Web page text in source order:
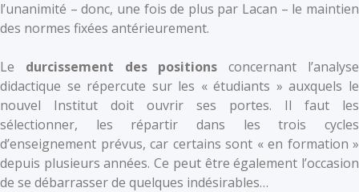
l’unanimité – donc, une fois de plus par Lacan – le maintien
des normes fixées antérieurement.
Le durcissement des positions concernant l’analyse
didactique se répercute sur les « étudiants » auxquels le
nouvel Institut doit ouvrir ses portes. Il faut les
sélectionner, les répartir dans les trois cycles
d’enseignement prévus, car certains sont « en formation »
depuis plusieurs années. Ce peut être également l’occasion
de se débarrasser de quelques indésirables…